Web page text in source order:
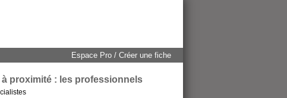
Espace Pro / Créer une fiche
proximité : les professionnels